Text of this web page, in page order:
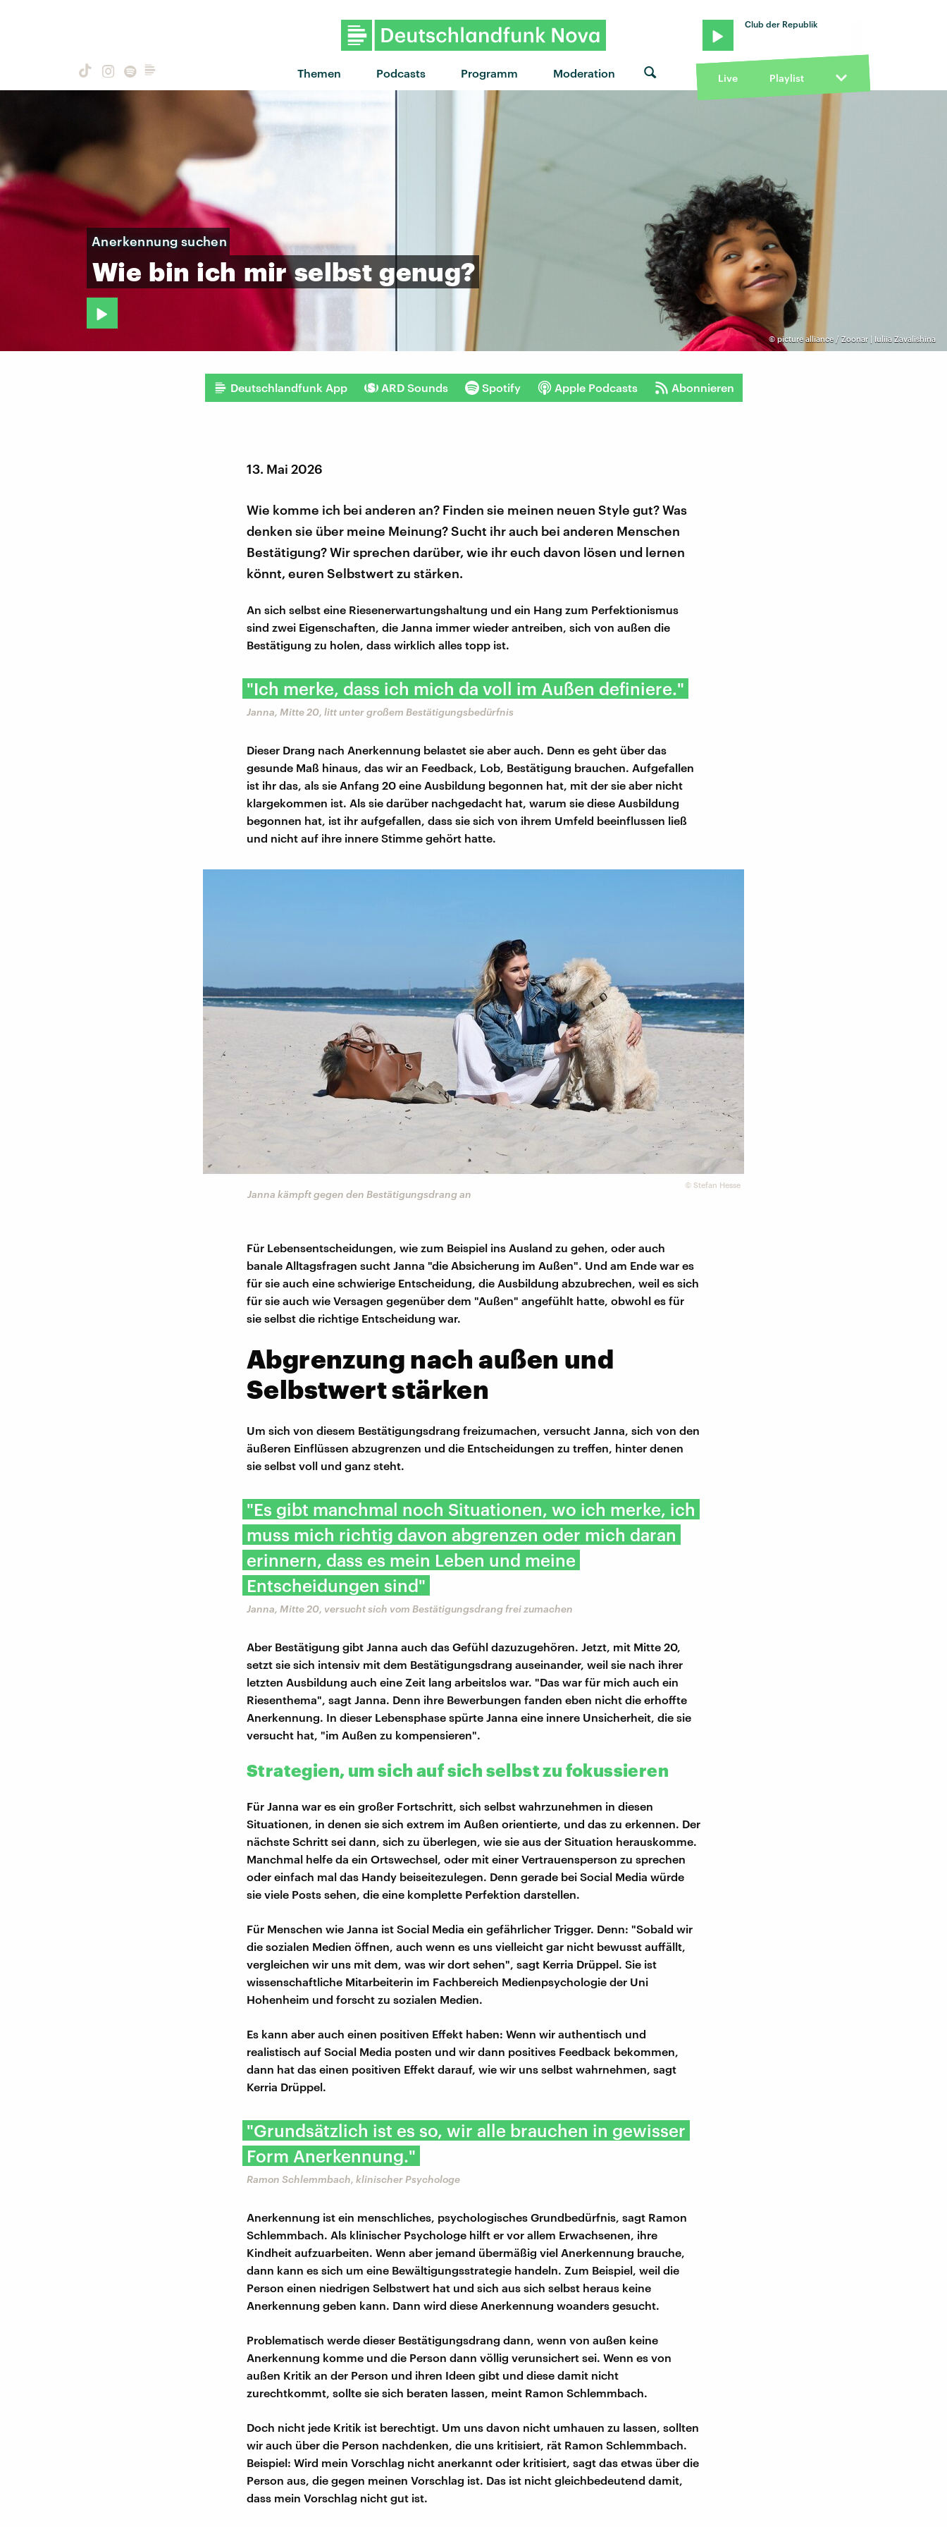
Themen Podcasts Programm Moderation
Club der Republik
Live Playlist
©picture alliance / Zoonar | Iuliia Zavalishina
Anerkennung suchen
Wie bin ich mir selbst genug?
Deutschlandfunk App ARD Sounds Spotify Apple Podcasts Abonnieren
13. Mai 2026
Wie komme ich bei anderen an? Finden sie meinen neuen Style gut? Was
denken sie über meine Meinung? Sucht ihr auch bei anderen Menschen
Bestätigung? Wir sprechen darüber, wie ihr euch davon lösen und lernen
könnt, euren Selbstwert zu stärken.
An sich selbst eine Riesenerwartungshaltung und ein Hang zum Perfektionismus
sind zwei Eigenschaften, die Janna immer wieder antreiben, sich von außen die
Bestätigung zu holen, dass wirklich alles topp ist.
"Ich merke, dass ich mich da voll im Außen definiere."
Janna, Mitte 20, litt unter großem Bestätigungsbedürfnis
Dieser Drang nach Anerkennung belastet sie aber auch. Denn es geht über das
gesunde Maß hinaus, das wir an Feedback, Lob, Bestätigung brauchen. Aufgefallen
ist ihr das, als sie Anfang 20 eine Ausbildung begonnen hat, mit der sie aber nicht
klargekommen ist. Als sie darüber nachgedacht hat, warum sie diese Ausbildung
begonnen hat, ist ihr aufgefallen, dass sie sich von ihrem Umfeld beeinflussen ließ
und nicht auf ihre innere Stimme gehört hatte.
© Stefan Hesse
Janna kämpft gegen den Bestätigungsdrang an
Für Lebensentscheidungen, wie zum Beispiel ins Ausland zu gehen, oder auch
banale Alltagsfragen sucht Janna "die Absicherung im Außen". Und am Ende war es
für sie auch eine schwierige Entscheidung, die Ausbildung abzubrechen, weil es sich
für sie auch wie Versagen gegenüber dem "Außen" angefühlt hatte, obwohl es für
sie selbst die richtige Entscheidung war.
Abgrenzung nach außen und
Selbstwert stärken
Um sich von diesem Bestätigungsdrang freizumachen, versucht Janna, sich von den
äußeren Einflüssen abzugrenzen und die Entscheidungen zu treffen, hinter denen
sie selbst voll und ganz steht.
"Es gibt manchmal noch Situationen, wo ich merke, ich
muss mich richtig davon abgrenzen oder mich daran
erinnern, dass es mein Leben und meine
Entscheidungen sind"
Janna, Mitte 20, versucht sich vom Bestätigungsdrang frei zumachen
Aber Bestätigung gibt Janna auch das Gefühl dazuzugehören. Jetzt, mit Mitte 20,
setzt sie sich intensiv mit dem Bestätigungsdrang auseinander, weil sie nach ihrer
letzten Ausbildung auch eine Zeit lang arbeitslos war. "Das war für mich auch ein
Riesenthema", sagt Janna. Denn ihre Bewerbungen fanden eben nicht die erhoffte
Anerkennung. In dieser Lebensphase spürte Janna eine innere Unsicherheit, die sie
versucht hat, "im Außen zu kompensieren".
Strategien, um sich auf sich selbst zu fokussieren
Für Janna war es ein großer Fortschritt, sich selbst wahrzunehmen in diesen
Situationen, in denen sie sich extrem im Außen orientierte, und das zu erkennen. Der
nächste Schritt sei dann, sich zu überlegen, wie sie aus der Situation herauskomme.
Manchmal helfe da ein Ortswechsel, oder mit einer Vertrauensperson zu sprechen
oder einfach mal das Handy beiseitezulegen. Denn gerade bei Social Media würde
sie viele Posts sehen, die eine komplette Perfektion darstellen.
Für Menschen wie Janna ist Social Media ein gefährlicher Trigger. Denn: "Sobald wir
die sozialen Medien öffnen, auch wenn es uns vielleicht gar nicht bewusst auffällt,
vergleichen wir uns mit dem, was wir dort sehen", sagt Kerria Drüppel. Sie ist
wissenschaftliche Mitarbeiterin im Fachbereich Medienpsychologie der Uni
Hohenheim und forscht zu sozialen Medien.
Es kann aber auch einen positiven Effekt haben: Wenn wir authentisch und
realistisch auf Social Media posten und wir dann positives Feedback bekommen,
dann hat das einen positiven Effekt darauf, wie wir uns selbst wahrnehmen, sagt
Kerria Drüppel.
"Grundsätzlich ist es so, wir alle brauchen in gewisser
Form Anerkennung."
Ramon Schlemmbach, klinischer Psychologe
Anerkennung ist ein menschliches, psychologisches Grundbedürfnis, sagt Ramon
Schlemmbach. Als klinischer Psychologe hilft er vor allem Erwachsenen, ihre
Kindheit aufzuarbeiten. Wenn aber jemand übermäßig viel Anerkennung brauche,
dann kann es sich um eine Bewältigungsstrategie handeln. Zum Beispiel, weil die
Person einen niedrigen Selbstwert hat und sich aus sich selbst heraus keine
Anerkennung geben kann. Dann wird diese Anerkennung woanders gesucht.
Problematisch werde dieser Bestätigungsdrang dann, wenn von außen keine
Anerkennung komme und die Person dann völlig verunsichert sei. Wenn es von
außen Kritik an der Person und ihren Ideen gibt und diese damit nicht
zurechtkommt, sollte sie sich beraten lassen, meint Ramon Schlemmbach.
Doch nicht jede Kritik ist berechtigt. Um uns davon nicht umhauen zu lassen, sollten
wir auch über die Person nachdenken, die uns kritisiert, rät Ramon Schlemmbach.
Beispiel: Wird mein Vorschlag nicht anerkannt oder kritisiert, sagt das etwas über die
Person aus, die gegen meinen Vorschlag ist. Das ist nicht gleichbedeutend damit,
dass mein Vorschlag nicht gut ist.